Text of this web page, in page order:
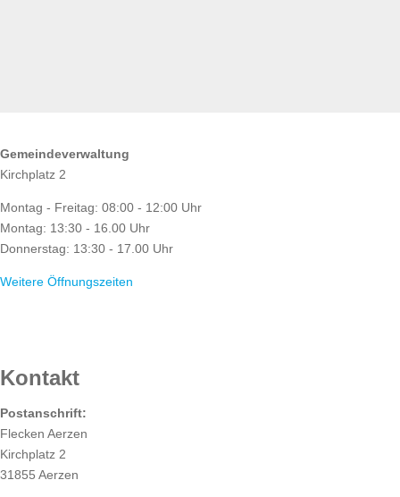
Gemeindeverwaltung
Kirchplatz 2
Montag - Freitag: 08:00 - 12:00 Uhr
Montag: 13:30 - 16.00 Uhr
Donnerstag: 13:30 - 17.00 Uhr
Weitere Öffnungszeiten
Kontakt
Postanschrift:
Flecken Aerzen
Kirchplatz 2
31855 Aerzen